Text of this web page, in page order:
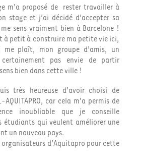
m’a proposé de rester travailler à
stage et j’ai décidé d’accepter sa
sens vraiment bien à Barcelone !
à petit à construire ma petite vie ici,
plaît, mon groupe d’amis, un
pas envie de partir
bien dans cette ville !
très heureuse d’avoir choisi de
car cela m’a permis de
inoubliable que je conseille
étudiants qui veulent améliorer une
un nouveau pays.
organisateurs d’Aquitapro pour cette